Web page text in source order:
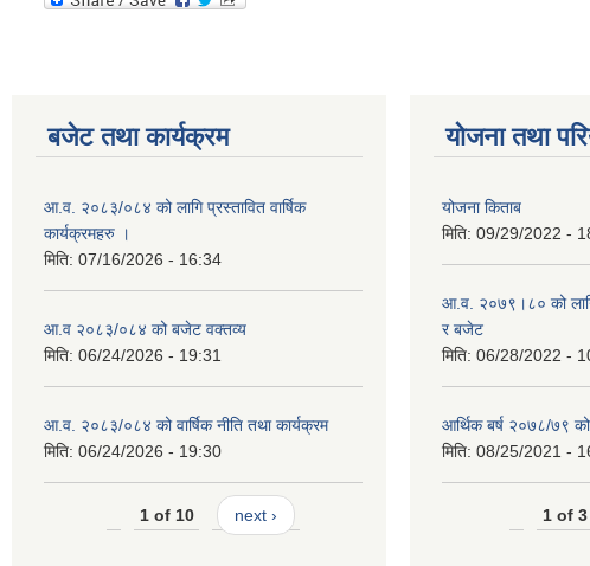
बजेट तथा कार्यक्रम
आ.व. २०८३/०८४ को लागि प्रस्तावित वार्षिक
कार्यक्रमहरु ।
मिति: 07/16/2026 - 16:34
आ.व २०८३/०८४ को बजेट वक्तव्य
मिति: 06/24/2026 - 19:31
आ.व. २०८३/०८४ को वार्षिक नीति तथा कार्यक्रम
मिति: 06/24/2026 - 19:30
1 of 10 next ›
योजना तथा
योजना किताब
मिति: 09/29/2022 -
आ.व. २०७९।८० को लागि
र बजेट
मिति: 06/28/2022 -
आर्थिक बर्ष २०७८/७९ को
मिति: 08/25/2021 -
1 of 3